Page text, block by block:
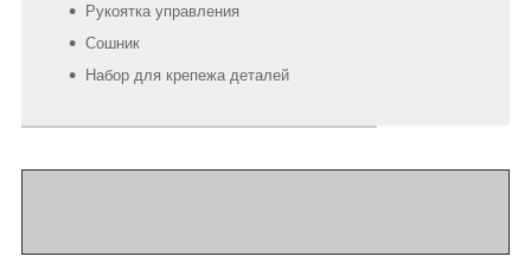
Рукоятка управления
Сошник
Набор для крепежа деталей